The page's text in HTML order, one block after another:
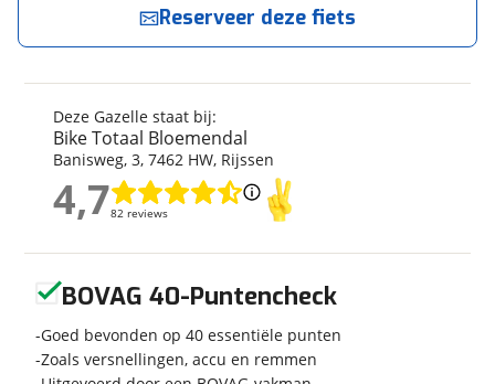
Gazelle
Model
Chamonix S11 Belt H65 A11
matt
Bouwjaar
Modeljaar
Soort fiets
Stadsfiets
Frametype
Heren
Techniek
Deze Gazelle staat bij:
Bike Totaal Bloemendal
Banisweg, 3, 7462 HW, Rijssen
4,782 reviews
4,7
Reserveer deze fiets
Bike Totaal Bloemendal neemt snel contact met
Naam
BOVAG 40-Puntencheck
Goed bevonden op 40 essentiële punten
Zoals versnellingen, accu en remmen